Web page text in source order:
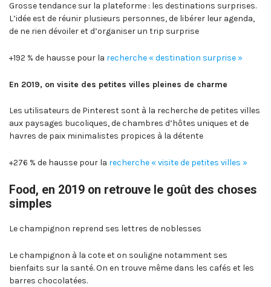
Grosse tendance sur la plateforme : les destinations surprises.
L’idée est de réunir plusieurs personnes, de libérer leur agenda,
de ne rien dévoiler et d’organiser un trip surprise
+192 % de hausse pour la recherche « destination surprise »
En 2019, on visite des petites villes pleines de charme
Les utilisateurs de Pinterest sont à la recherche de petites villes
aux paysages bucoliques, de chambres d’hôtes uniques et de
havres de paix minimalistes propices à la détente
+276 % de hausse pour la recherche « visite de petites villes »
Food, en 2019 on retrouve le goût des choses
simples
Le champignon reprend ses lettres de noblesses
Le champignon à la cote et on souligne notamment ses
bienfaits sur la santé. On en trouve même dans les cafés et les
barres chocolatées.